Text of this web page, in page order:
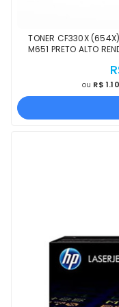
TONER CF330X
M651 PRETO ALTO
ou R$